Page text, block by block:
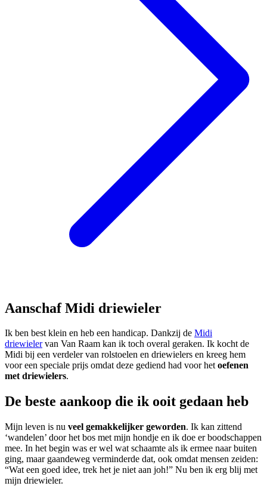
Aanschaf Midi driewieler
Ik ben best klein en heb een handicap. Dankzij de Midi
driewielervan Van Raam kan ik toch overal geraken. Ik kocht de
Midi bij een verdeler van rolstoelen en driewielers en kreeg hem
voor een speciale prijs omdat deze gediend had voor hetoefenen
met driewielers.
De beste aankoop die ik ooit gedaan heb
Mijn leven is nu veel gemakkelijker geworden. Ik kan zittend
‘wandelen’ door het bos met mijn hondje en ik doe er boodschappen
mee. In het begin was er wel wat schaamte als ik ermee naar buiten
ging, maar gaandeweg verminderde dat, ook omdat mensen zeiden:
“Wat een goed idee, trek het je niet aan joh!” Nu ben ik erg blij met
mijn driewieler.